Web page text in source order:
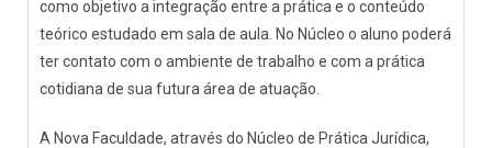
como objetivo a integração entre a prática e o conteúdo
teórico estudado em sala de aula. No Núcleo o aluno poderá
ter contato com o ambiente de trabalho e com a prática
cotidiana de sua futura área de atuação.
A Nova Faculdade, através do Núcleo de Prática Jurídica,